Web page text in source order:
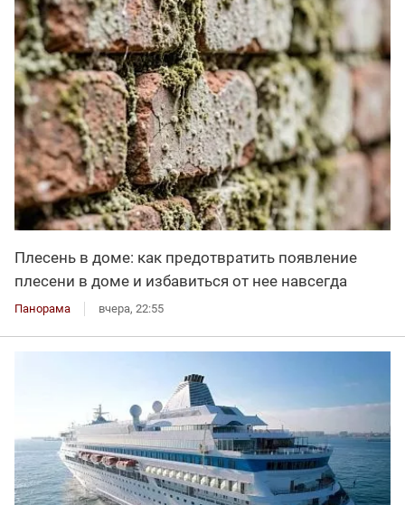
Плесень в доме: как предотвратить появление
плесени в доме и избавиться от нее навсегда
Панорама вчера, 22:55